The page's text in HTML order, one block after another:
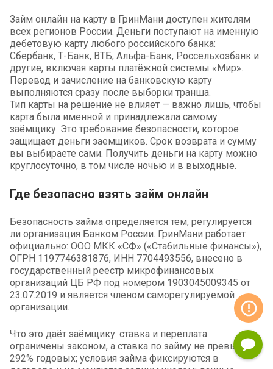
Займ онлайн на карту в ГринМани доступен жителям
всех регионов России. Деньги поступают на именную
дебетовую карту любого российского банка:
Сбербанк, Т-Банк, ВТБ, Альфа-Банк, Россельхозбанк и
другие, включая карты платёжной системы «Мир».
Перевод и зачисление на банковскую карту
выполняются сразу после выборки транша.
Тип карты на решение не влияет — важно лишь, чтобы
карта была именной и принадлежала самому
заёмщику. Это требование безопасности, которое
защищает деньги заемщиков. Срок возврата и сумму
вы выбираете сами. Получить деньги на карту можно
круглосуточно, в том числе ночью и в выходные.
Где безопасно взять займ онлайн
Безопасность займа определяется тем, регулируется
ли организация Банком России. ГринМани работает
официально: ООО МКК «СФ» («Стабильные финансы»),
ОГРН 1197746381876, ИНН 7704493556, внесено в
государственный реестр микрофинансовых
организаций ЦБ РФ под номером 1903045009345 от
23.07.2019 и является членом саморегулируемой
организации.
Что это даёт заёмщику: ставка и переплата
ограничены законом, а ставка по займу не превышает
292% годовых; условия займа фиксируются в